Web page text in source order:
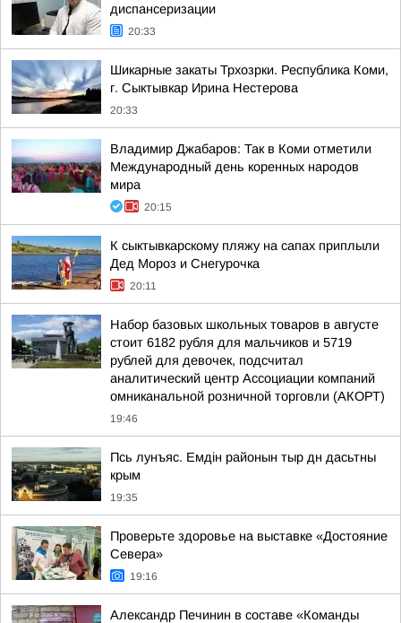
диспансеризации
20:33
Шикарные закаты Трхозрки. Республика Коми,
г. Сыктывкар Ирина Нестерова
20:33
Владимир Джабаров: Так в Коми отметили
Международный день коренных народов
мира
20:15
К сыктывкарскому пляжу на сапах приплыли
Дед Мороз и Снегурочка
20:11
Набор базовых школьных товаров в августе
стоит 6182 рубля для мальчиков и 5719
рублей для девочек, подсчитал
аналитический центр Ассоциации компаний
омниканальной розничной торговли (АКОРТ)
19:46
Псь лунъяс. Емдін районын тыр дн дасьтны
крым
19:35
Проверьте здоровье на выставке «Достояние
Севера»
19:16
Александр Печинин в составе «Команды